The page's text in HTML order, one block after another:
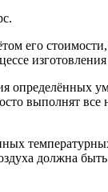
его
определённых
выполнят
должна